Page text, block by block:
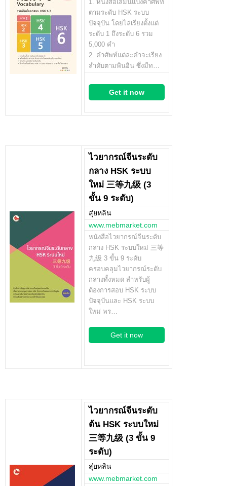
1. หนังสือเล่มนี้แบ่งคำศัพท์
ตามระดับ HSK ระบบ
ปัจจุบัน โดยไล่เรียงตั้งแต่
ระดับ 1 ถึงระดับ 6 รวม
5,000 คำ
2. คำศัพท์แต่ละคำจะเรียง
ลำดับตามพินอิน ซึ่งมีท…
Get it now
ไวยากรณ์จีนระดับ
กลาง HSK ระบบ
ใหม่ 三等九级 (3
ขั้น 9 ระดับ)
สุ่ยหลิน
www.mebmarket.com
หนังสือไวยากรณ์จีนระดับ
กลาง HSK ระบบใหม่ 三等
九级 3 ขั้น 9 ระดับ
ครอบคลุมไวยากรณ์ระดับ
กลางทั้งหมด สำหรับผู้
ต้องการสอบ HSK ระบบ
ปัจจุบันและ HSK ระบบ
ใหม่ พร…
Get it now
ไวยากรณ์จีนระดับ
ต้น HSK ระบบใหม่
三等九级 (3 ขั้น 9
ระดับ)
สุ่ยหลิน
www.mebmarket.com